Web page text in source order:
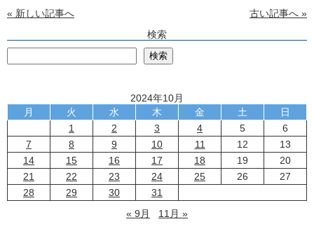
« 新しい記事へ
古い記事へ »
検索
検索
2024年10月
月
火 水 木 金 土
日
1
2 3 4 5
6
7
8 9 10 11 12
13
14
15 16 17 18 19
20
21
22 23 24 25 26
27
28
29 30
31
« 9月
11月 »